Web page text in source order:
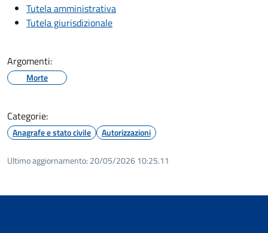
Tutela amministrativa
Tutela giurisdizionale
Argomenti:
Morte
Categorie:
Anagrafe e stato civile Autorizzazioni
Ultimo aggiornamento: 20/05/2026 10:25.11